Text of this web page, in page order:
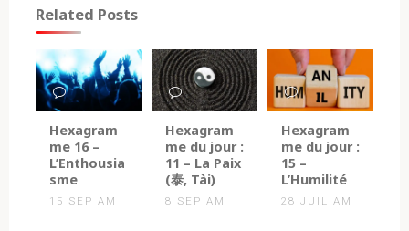
Related Posts
0
Hexagram
me 16 –
L’Enthousia
sme
15 SEP AM
0
Hexagram
me du jour :
11 – La Paix
(泰, Tài)
8 SEP AM
0
Hexagram
me du jour :
15 –
L’Humilité
28 JUIL AM